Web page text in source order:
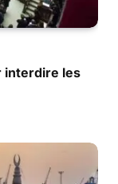
interdire les